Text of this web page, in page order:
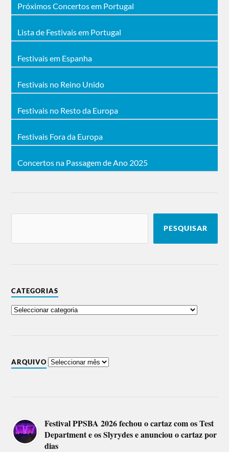
Próximos Concertos em Portugal
Lista de Festivais em Portugal
Festivais em Espanha
Festivais no Reino Unido
Festivais no Resto da Europa
Festivais Fora da Europa
Concertos na Passagem de Ano 2025
PESQUISAR
CATEGORIAS
ARQUIVO
Festival PPSBA 2026 fechou o cartaz com os Test
Department e os Slyrydes e anunciou o cartaz por
dias